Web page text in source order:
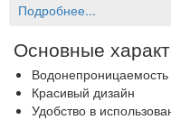
Подробнее...
Основные
Водонепроницаемость
Красивый дизайн
Удобство в